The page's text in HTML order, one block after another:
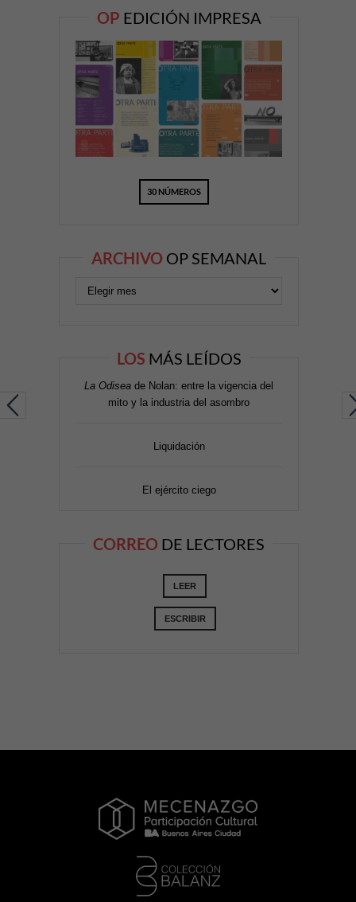
OP EDICIÓN IMPRESA
30 NÚMEROS
ARCHIVO OP SEMANAL
LOS MÁS LEÍDOS
La Odisea de Nolan: entre la vigencia del
mito y la industria del asombro
Liquidación
El ejército ciego
CORREO DE LECTORES
LEER
ESCRIBIR